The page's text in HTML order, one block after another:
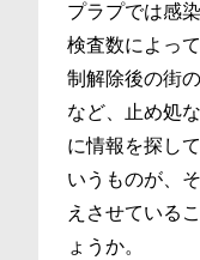
プラプでは感
検査数によっ
制解除後の街
など、止め処
に情報を探し
いうものが、
えさせている
ょうか。